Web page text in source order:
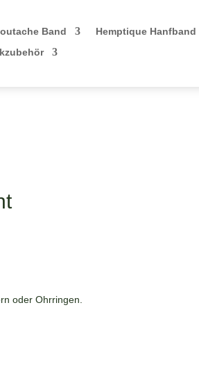
Band Hemptique Hanfband
€.
oder Ohrringen.